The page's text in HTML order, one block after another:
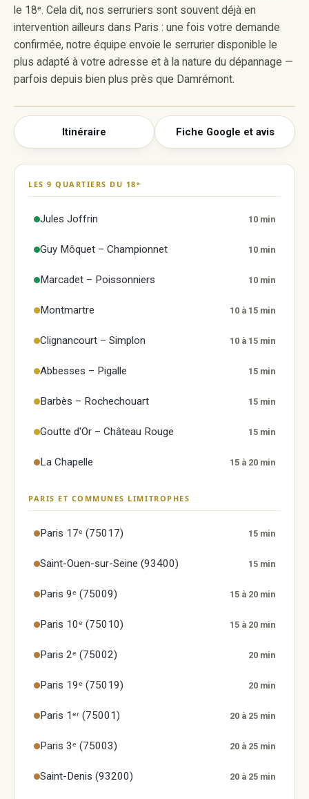
le 18ᵉ. Cela dit, nos serruriers sont souvent déjà en
intervention ailleurs dans Paris : une fois votre demande
confirmée, notre équipe envoie le serrurier disponible le
plus adapté à votre adresse et à la nature du dépannage —
parfois depuis bien plus près que Damrémont.
Afficher la carte Google
La carte n'est chargée qu'à votre demande :
ses avis.
Itinéraire Fiche Google et avis
LES 9 QUARTIERS DU 18ᵉ
Jules Joffrin 10 min
Guy Môquet – Championnet 10 min
Marcadet – Poissonniers 10 min
Montmartre 10 à 15 min
Clignancourt – Simplon 10 à 15 min
Abbesses – Pigalle 15 min
Barbès – Rochechouart 15 min
Goutte d'Or – Château Rouge 15 min
La Chapelle 15 à 20 min
PARIS ET COMMUNES LIMITROPHES
Paris 17ᵉ (75017) 15 min
Saint-Ouen-sur-Seine (93400) 15 min
Paris 9ᵉ (75009) 15 à 20 min
Paris 10ᵉ (75010) 15 à 20 min
Paris 2ᵉ (75002) 20 min
Paris 19ᵉ (75019) 20 min
Paris 1ᵉʳ (75001) 20 à 25 min
Paris 3ᵉ (75003) 20 à 25 min
Saint-Denis (93200) 20 à 25 min